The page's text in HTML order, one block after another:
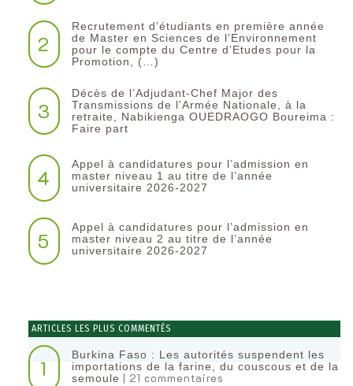
2
Recrutement d’étudiants en première année
de Master en Sciences de l’Environnement
pour le compte du Centre d’Etudes pour la
Promotion, (…)
3
Décès de l’Adjudant-Chef Major des
Transmissions de l’Armée Nationale, à la
retraite, Nabikienga OUEDRAOGO Boureima :
Faire part
4
Appel à candidatures pour l’admission en
master niveau 1 au titre de l’année
universitaire 2026-2027
5
Appel à candidatures pour l’admission en
master niveau 2 au titre de l’année
universitaire 2026-2027
ARTICLES LES PLUS COMMENTÉS
1
Burkina Faso : Les autorités suspendent les
importations de la farine, du couscous et de la
semoule
| 21 commentaires